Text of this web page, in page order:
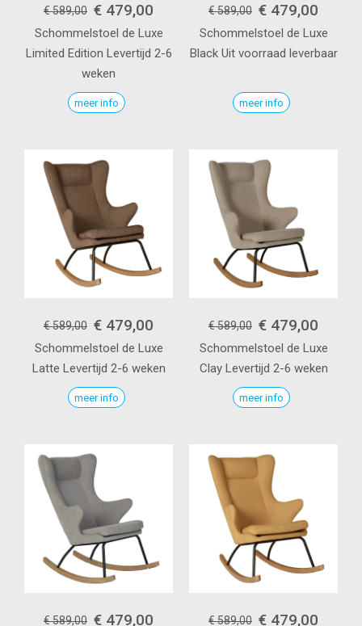
€ 589,00 € 479,00
Schommelstoel de Luxe
Limited Edition Levertijd 2-6
weken
meer info
€ 589,00 € 479,00
Schommelstoel de Luxe
Black Uit voorraad leverbaar
meer info
€ 589,00 € 479,00
Schommelstoel de Luxe
Latte Levertijd 2-6 weken
meer info
€ 589,00 € 479,00
Schommelstoel de Luxe
Clay Levertijd 2-6 weken
meer info
€ 589,00 € 479,00 € 589,00 € 479,00